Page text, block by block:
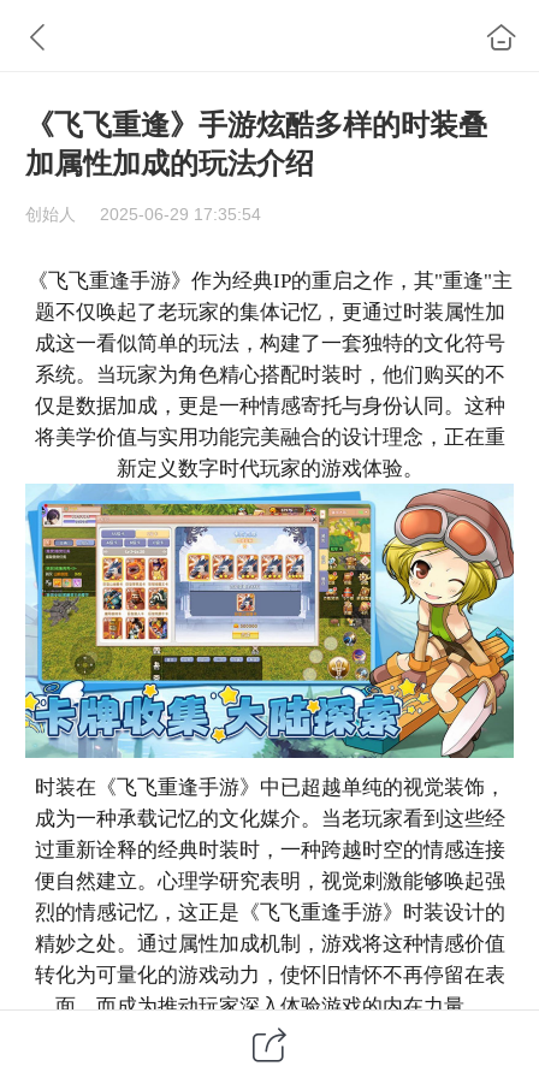
《飞飞重逢》手游炫酷多样的时装叠
加属性加成的玩法介绍
创始人 2025-06-29 17:35:54
《飞飞重逢手游》作为经典IP的重启之作，其"重逢"主
题不仅唤起了老玩家的集体记忆，更通过时装属性加
成这一看似简单的玩法，构建了一套独特的文化符号
系统。当玩家为角色精心搭配时装时，他们购买的不
仅是数据加成，更是一种情感寄托与身份认同。这种
将美学价值与实用功能完美融合的设计理念，正在重
新定义数字时代玩家的游戏体验。
时装在《飞飞重逢手游》中已超越单纯的视觉装饰，
成为一种承载记忆的文化媒介。当老玩家看到这些经
过重新诠释的经典时装时，一种跨越时空的情感连接
便自然建立。心理学研究表明，视觉刺激能够唤起强
烈的情感记忆，这正是《飞飞重逢手游》时装设计的
精妙之处。通过属性加成机制，游戏将这种情感价值
转化为可量化的游戏动力，使怀旧情怀不再停留在表
面，而成为推动玩家深入体验游戏的内在力量。
时装属性加成玩法构建了一套精妙的游戏内经济体